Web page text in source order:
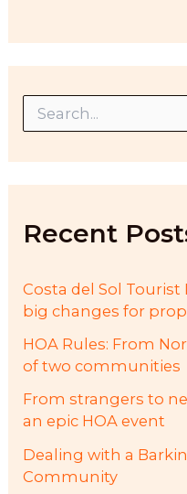
r
o
Recent
Costa del Sol Tourist
big changes for
HOA Rules: From
of two communities
From strangers to
an epic HOA event
Dealing with a
Community